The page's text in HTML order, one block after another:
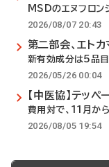
MSDのエヌフロン
2026/08/07 20:43
第二部会、エト
新有効成分は5品目
2026/05/26 00:04
【中医協】テッ
費用対で、11月から
2026/08/05 19:54